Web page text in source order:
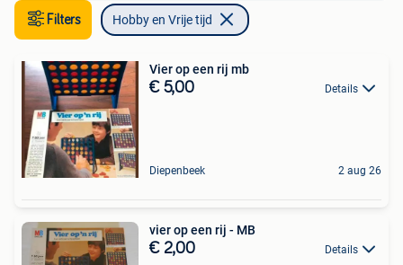
Filters Hobby en Vrije tijd
Vier op een rij mb
€ 5,00 Details
Diepenbeek 2 aug 26
vier op een rij - MB
€ 2,00 Details